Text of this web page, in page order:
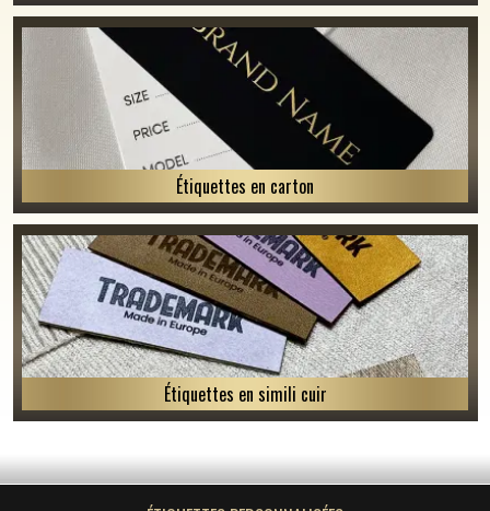
Étiquettes en carton
Étiquettes en simili cuir